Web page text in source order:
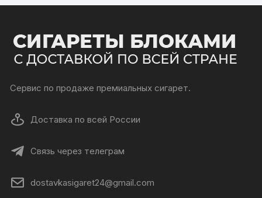
Сервис по продаже премиальных сигарет.
Доставка по всей России
Связь через телеграм
dostavkasigaret24@gmail.com